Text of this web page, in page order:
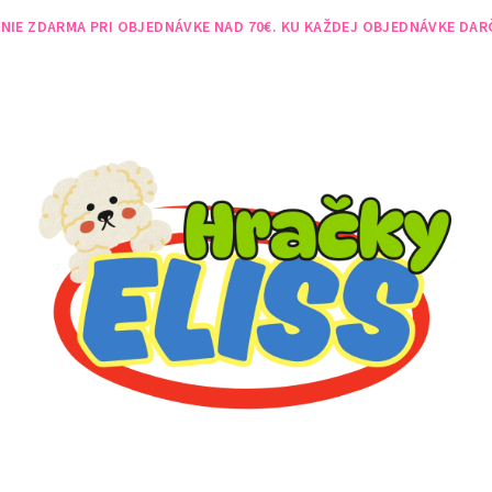
ZDARMA PRI OBJEDNÁVKE NAD 70€. KU KAŽDEJ OBJEDNÁVKE